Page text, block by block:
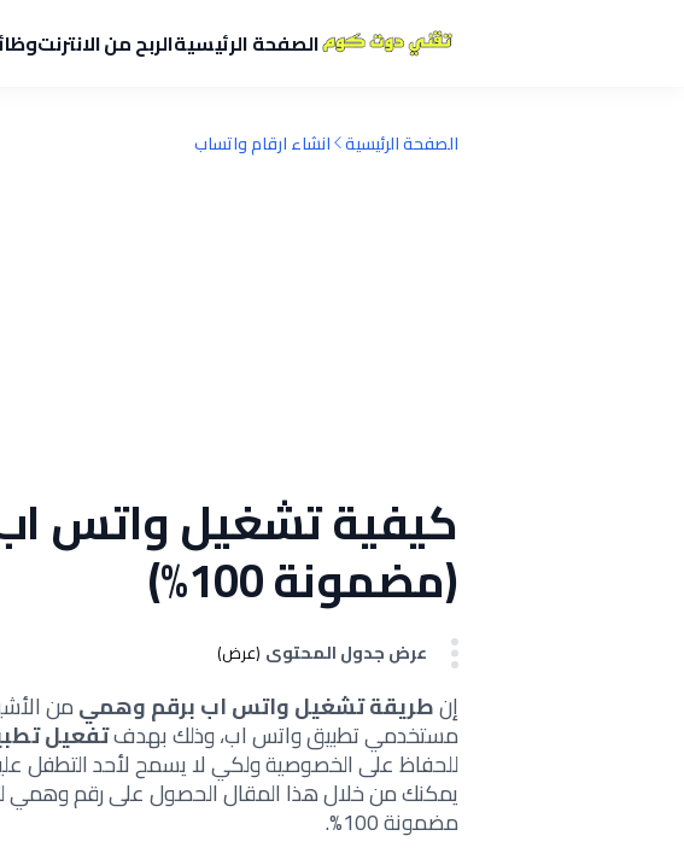
الصفحة الرئيسيةالربح من الانترنت
الصفحة الرئيسية انشاء ارقام واتساب
كيفية تشغيل واتس
(مضمونة 100%)
عرض جدول المحتوى (عرض)
إنطريقة تشغيل واتس اب برقم وهميمن
مستخدمي تطبيق واتس اب، وذلك بهدفتفعيل
للحفاظ على الخصوصية ولكي لا يسمح لأحد التطفل
يمكنك من خلال هذا المقال الحصول على رقم وهمي
مضمونة 100%.